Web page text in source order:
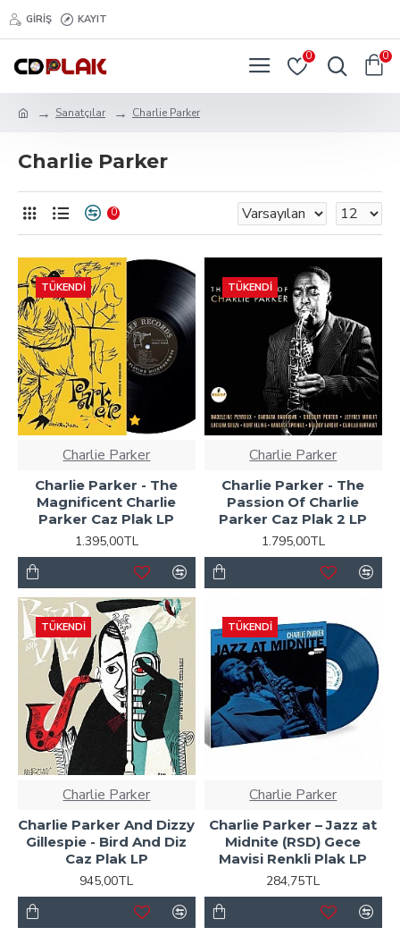
GIRIŞ KAYIT
0 0
Sanatçılar Charlie Parker
Charlie Parker
0
TÜKENDI
Charlie Parker
Charlie Parker - The
Magnificent Charlie
Parker Caz Plak LP
1.395,00TL
TÜKENDI
Charlie Parker
Charlie Parker - The
Passion Of Charlie
Parker Caz Plak 2 LP
1.795,00TL
TÜKENDI
Charlie Parker
Charlie Parker And Dizzy
Gillespie - Bird And Diz
Caz Plak LP
945,00TL
TÜKENDI
Charlie Parker
Charlie Parker ‎– Jazz at
Midnite (RSD) Gece
Mavisi Renkli Plak LP
284,75TL